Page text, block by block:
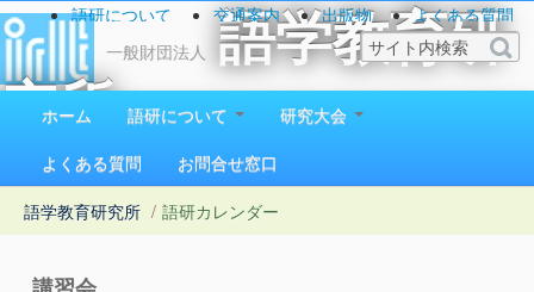
一般財団法人
語学教育研
究所
1923（大正12）年創立
語研について 交通案内 出版物
よくある質問
お問い合わせ
ホーム 語研について
研究大会
よくある質問
お問合せ窓口
語学教育研究所 / 語研カレンダー